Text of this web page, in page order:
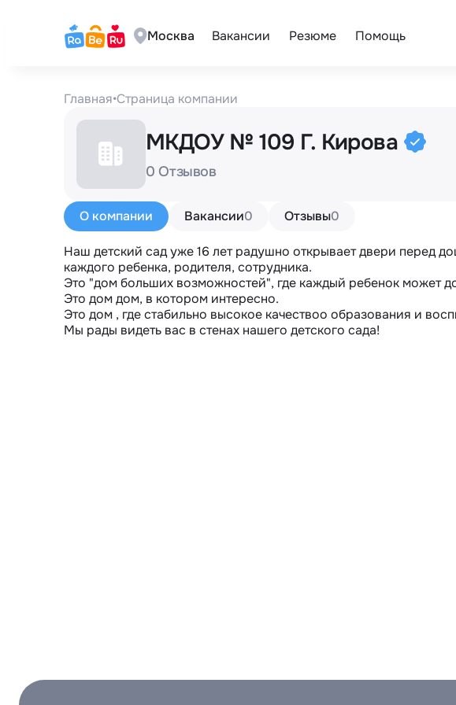
Москва Вакансии Резюме Помощь
Главная•Страница компании
МКДОУ № 109 Г. Кирова
0 Отзывов
О компании Вакансии0 Отзывы0
Наш детский сад уже 16 лет радушно открывает двери перед
каждого ребенка, родителя, сотрудника.
Это "дом больших возможностей", где каждый ребенок может
Это дом дом, в котором интересно.
Это дом , где стабильно высокое качествоо образования и
Мы рады видеть вас в стенах нашего детского сада!